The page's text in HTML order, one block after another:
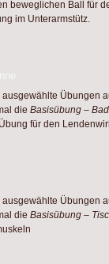
beweglichen Ball für
im Unterarmstütz.
Übungen
die Basisübung –
für den
Übungen
die Basisübung –